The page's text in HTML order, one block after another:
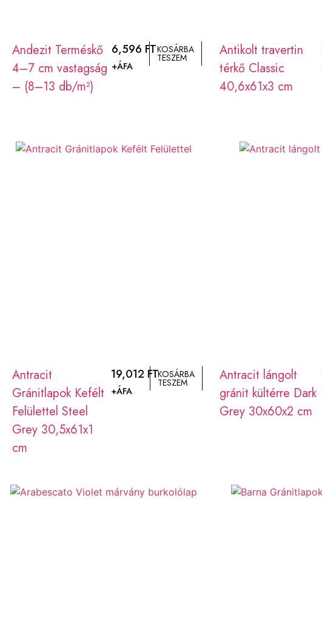
Andezit Terméskő
4–7 cm vastagság
– (8–13 db/m²)
6,596 FT
+ÁFA
KOSÁRBA
TESZEM
Antikolt travertin
térkő Classic
40,6x61x3 cm
Antracit
Gránitlapok Kefélt
Felülettel Steel
Grey 30,5x61x1
cm
19,012 FT
+ÁFA
KOSÁRBA
TESZEM
Antracit lángolt
gránit kültérre Dark
Grey 30x60x2 cm